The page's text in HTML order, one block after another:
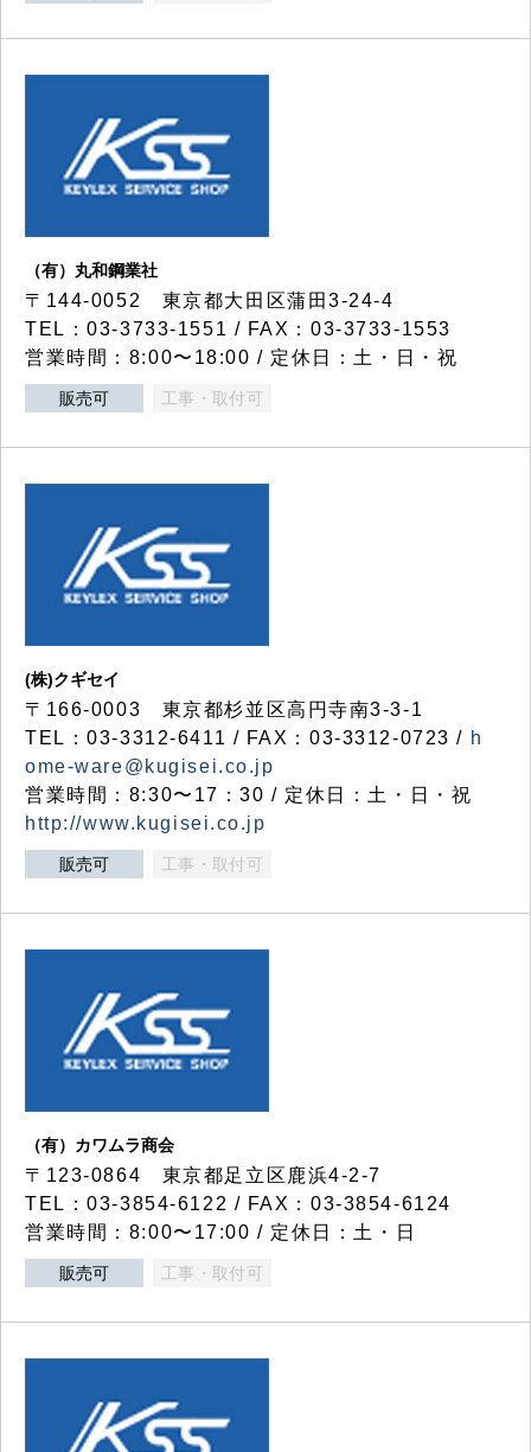
（有）丸和鋼業社
〒144-0052 東京都大田区蒲田3-24-4
TEL：03-3733-1551 / FAX：03-3733-1553
営業時間：8:00〜18:00 / 定休日：土・日・祝
販売可 工事・取付可
(株)クギセイ
〒166-0003 東京都杉並区高円寺南3-3-1
TEL：03-3312-6411 / FAX：03-3312-0723 / h
ome-ware@kugisei.co.jp
営業時間：8:30〜17：30 / 定休日：土・日・祝
http://www.kugisei.co.jp
販売可 工事・取付可
（有）カワムラ商会
〒123-0864 東京都足立区鹿浜4-2-7
TEL：03-3854-6122 / FAX：03-3854-6124
営業時間：8:00〜17:00 / 定休日：土・日
販売可 工事・取付可